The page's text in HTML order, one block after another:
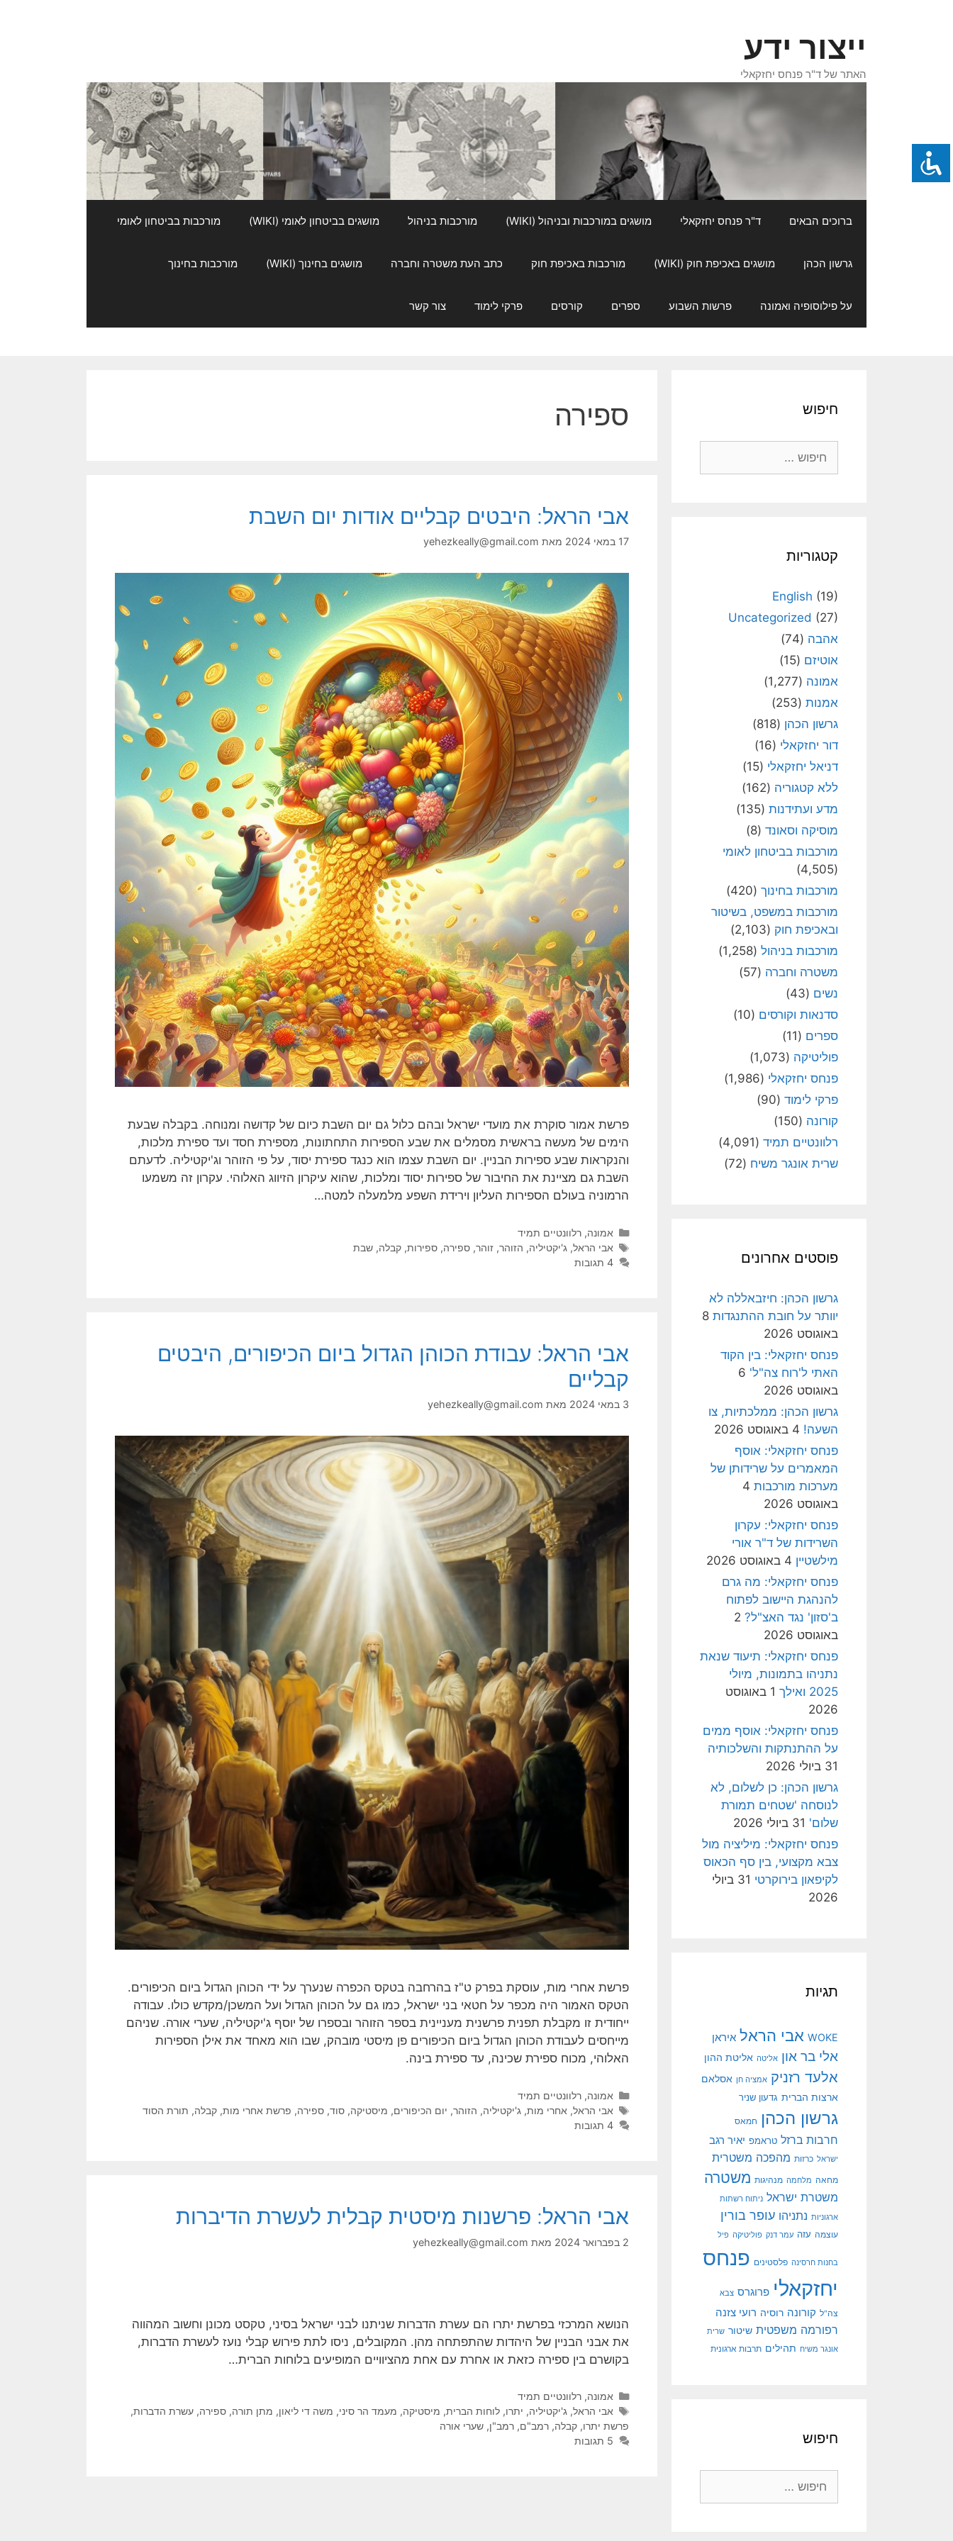
ייצור ידע
האתר של ד"ר פנחס יחזקאלי
ברוכים הבאים ד"ר פנחס יחזקאלי מושגים במורכבות ובניהול (WIKI) מורכבות בניהול מושגים בביטחון לאומי (WIKI) מורכבות בביטחון לאומי
גרשון הכהן מושגים באכיפת חוק (WIKI) מורכבות באכיפת חוק כתב העת משטרה וחברה מושגים בחינוך (WIKI) מורכבות בחינוך
על פילוסופיה ואמונה פרשות השבוע ספרים קורסים פרקי לימוד צור קשר
ספירה
אבי הראל: היבטים קבליים אודות יום השבת
17 במאי 2024 מאת yehezkeally@gmail.com
פרשת אמור סוקרת את מועדי ישראל ובהם כלול גם יום השבת כיום של קדושה ומנוחה. בקבלה שבעת
הימים של מעשה בראשית מסמלים את שבע הספירות התחתונות, מספירת חסד ועד ספירת מלכות,
והנקראות שבע ספירות הבניין. יום השבת עצמו הוא כנגד ספירת יסוד, על פי הזוהר וג'יקטיליה. לדעתם
השבת גם מציינת את החיבור של ספירות יסוד ומלכות, שהוא עיקרון הזיווג האלוהי. עקרון זה משמעו
הרמוניה בעולם הספירות העליון וירידת השפע מלמעלה למטה…
קטגוריות
אמונה, רלוונטיים תמיד
תגיות
אבי הראל, ג'יקטיליה, הזוהר, זוהר, ספירה, ספירות, קבלה, שבת
4 תגובות
אבי הראל: עבודת הכוהן הגדול ביום הכיפורים, היבטים
קבליים
3 במאי 2024 מאת yehezkeally@gmail.com
פרשת אחרי מות, עוסקת בפרק ט"ז בהרחבה בטקס הכפרה שנערך על ידי הכוהן הגדול ביום הכיפורים.
הטקס האמור היה מכפר על חטאי בני ישראל, כמו גם על הכוהן הגדול ועל המשכן/מקדש כולו. עבודה
ייחודית זו מקבלת תפנית פרשנית מעניינית בספר הזוהר ובספרו של יוסף ג'יקטיליה, שערי אורה. שניהם
מייחסים לעבודת הכוהן הגדול ביום הכיפורים פן מיסטי מובהק, שבו הוא מאחד את אילן הספירות
האלוהי, מכוח ספירת שכינה, עד ספירת בינה.
קטגוריות
אמונה, רלוונטיים תמיד
תגיות
אבי הראל, אחרי מות, ג'יקטיליה, הזוהר, יום הכיפורים, מיסטיקה, סוד, ספירה, פרשת אחרי מות, קבלה, תורת הסוד
4 תגובות
אבי הראל: פרשנות מיסטית קבלית לעשרת הדיברות
2 בפברואר 2024 מאת yehezkeally@gmail.com
הנושא המרכזי בפרשת יתרו הם עשרת הדברות שניתנו לבני ישראל בסיני, טקסט מכונן וחשוב המהווה
את אבני הבניין של היהדות שהתפתחה מהן. המקובלים, ניסו לתת פירוש קבלי נועז לעשרת הדברות,
בקושרם בין ספירה כזאת או אחרת עם אחת מהציוויים המופיעים בלוחות הברית…
קטגוריות
אמונה, רלוונטיים תמיד
תגיות
אבי הראל, ג'יקטיליה, יתרו, לוחות הברית, מיסטיקה, מעמד הר סיני, משה די ליאון, מתן תורה, ספירה, עשרת הדברות,
פרשת יתרו, קבלה, רמב"ם, רמב"ן, שערי אורה
5 תגובות
חיפוש
קטגוריות
English (19)
Uncategorized (27)
אהבה (74)
אוטיזם (15)
אמונה (1,277)
אמנות (253)
גרשון הכהן (818)
דור יחזקאלי (16)
דניאל יחזקאלי (15)
ללא קטגוריה (162)
מדע ועתידנות (135)
מוסיקה וסאונד (8)
מורכבות בביטחון לאומי
(4,505)
מורכבות בחינוך (420)
מורכבות במשפט, בשיטור
ובאכיפת חוק (2,103)
מורכבות בניהול (1,258)
משטרה וחברה (57)
נשים (43)
סדנאות וקורסים (10)
ספרים (11)
פוליטיקה (1,073)
פנחס יחזקאלי (1,986)
פרקי לימוד (90)
קורונה (150)
רלוונטיים תמיד (4,091)
שרית אונגר משיח (72)
פוסטים אחרונים
גרשון הכהן: חיזבאללה לא
יוותר על חובת ההתנגדות 8
באוגוסט 2026
פנחס יחזקאלי: בין הקוד
האתי ל'רוח צה"ל' 6
באוגוסט 2026
גרשון הכהן: ממלכתיות, צו
השעה! 4 באוגוסט 2026
פנחס יחזקאלי: אוסף
המאמרים על שרידותן של
מערכות מורכבות 4
באוגוסט 2026
פנחס יחזקאלי: עקרון
השרידות של ד"ר אורי
מילשטיין 4 באוגוסט 2026
פנחס יחזקאלי: מה גרם
להנהגת היישוב לפתוח
ב'סזון' נגד האצ"ל? 2
באוגוסט 2026
פנחס יחזקאלי: תיעוד שנאת
נתניהו בתמונות, מיולי
2025 ואילך
1 באוגוסט
2026
פנחס יחזקאלי: אוסף ממים
על ההתנתקות והשלכותיה
31 ביולי 2026
גרשון הכהן: כן לשלום, לא
לנוסחה 'שטחים תמורת
שלום' 31 ביולי 2026
פנחס יחזקאלי: מיליציה מול
צבא מקצועי, בין סף הכאוס
לקיפאון בירוקרטי
31 ביולי
2026
תגיות
WOKE אבי הראל איראן
אלי בר און אליטה אליטת ההון
אלעד רזניק אמציה חן אסלאם
ארצות הברית גדעון שניר
גרשון הכהן חמאס
חרבות ברזל טראמפ יאיר רגב
ישראל כרזות מהפכה משטרית
מחאה מלחמה מנהיגות משטרה
משטרת ישראל ניתוח רשתות
ארגוניות נתניהו עופר בורין
עוצמה עזה עמר דנק פוליטיקה פיל
בחנות חרסינה פלסטינים פנחס
יחזקאלי פרוגרס צבא
צה"ל קורונה רוסיה רועי צזנה
רפורמה משפטית שיטור שרית
אונגר משיח תהילים תרבות ארגונית
חיפוש